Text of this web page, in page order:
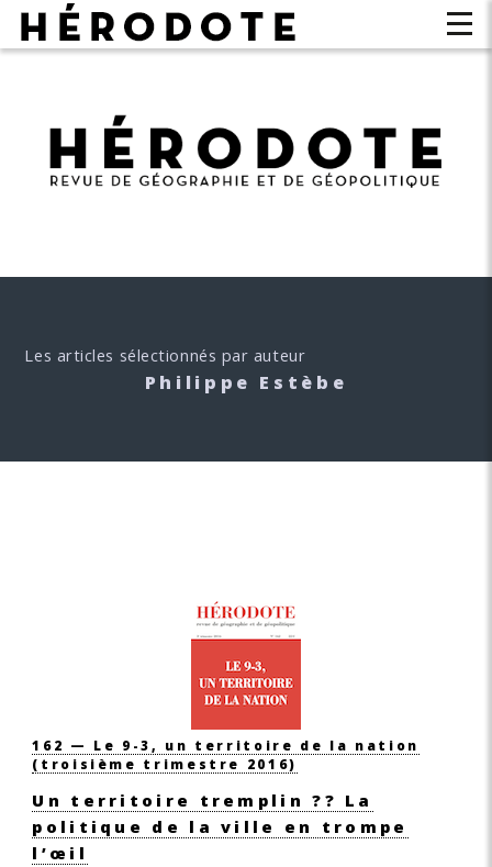
Les articles sélectionnés par auteur
Philippe Estèbe
162 — Le 9-3, un territoire de la nation
(troisième trimestre 2016)
Un territoire tremplin ?? La
politique de la ville en trompe
l’œil